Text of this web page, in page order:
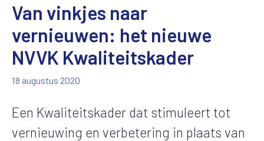
Van vinkjes naar
vernieuwen: het nieuwe
NVVK Kwaliteitskader
18 augustus 2020
Een Kwaliteitskader dat stimuleert tot
vernieuwing en verbetering in plaats van